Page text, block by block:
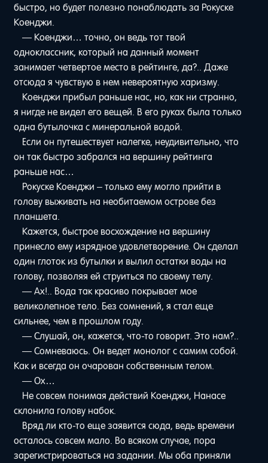
быстро, но будет полезно понаблюдать за Рокуске
Коенджи.
— Коенджи… точно, он ведь тот твой
одноклассник, который на данный момент
занимает четвертое место в рейтинге, да?.. Даже
отсюда я чувствую в нем невероятную харизму.
Коенджи прибыл раньше нас, но, как ни странно,
я нигде не видел его вещей. В его руках была только
одна бутылочка с минеральной водой.
Если он путешествует налегке, неудивительно, что
он так быстро забрался на вершину рейтинга
раньше нас…
Рокуске Коенджи – только ему могло прийти в
голову выживать на необитаемом острове без
планшета.
Кажется, быстрое восхождение на вершину
принесло ему изрядное удовлетворение. Он сделал
один глоток из бутылки и вылил остатки воды на
голову, позволяя ей струиться по своему телу.
— Ах!.. Вода так красиво покрывает мое
великолепное тело. Без сомнений, я стал еще
сильнее, чем в прошлом году.
— Слушай, он, кажется, что-то говорит. Это нам?..
— Сомневаюсь. Он ведет монолог с самим собой.
Как и всегда он очарован собственным телом.
— Ох…
Не совсем понимая действий Коенджи, Нанасе
склонила голову набок.
Вряд ли кто-то еще заявится сюда, ведь времени
осталось совсем мало. Во всяком случае, пора
зарегистрироваться на задании. Мы оба приняли